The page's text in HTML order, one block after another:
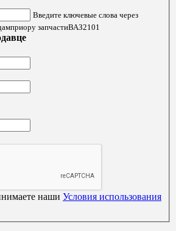
Введите ключевые слова через
запчастиВАЗ2101
наши Условия использования